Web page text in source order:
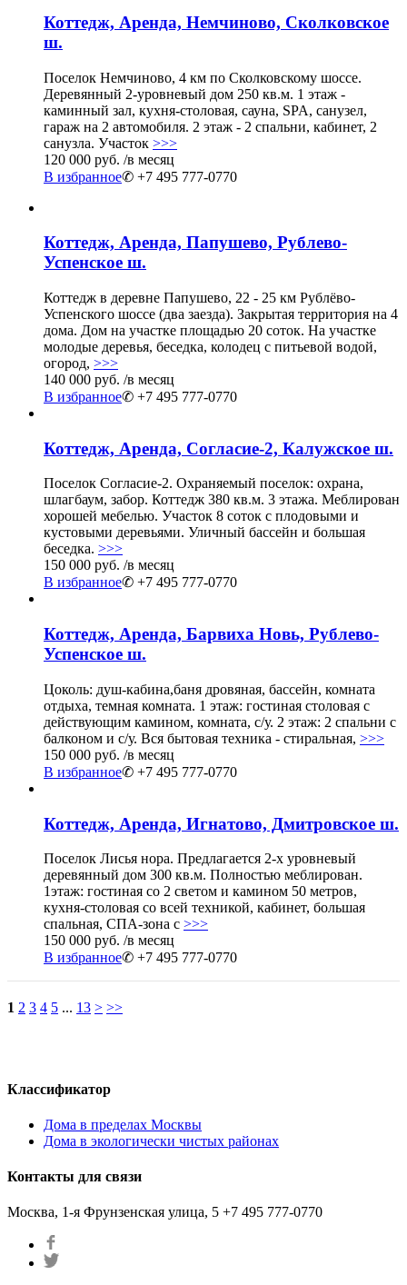
Коттедж, Аренда, Немчиново, Сколковское
ш.
Поселок Немчиново, 4 км по Сколковскому шоссе.
Деревянный 2-уровневый дом 250 кв.м. 1 этаж -
каминный зал, кухня-столовая, сауна, SPA, санузел,
гараж на 2 автомобиля. 2 этаж - 2 спальни, кабинет, 2
санузла. Участок >>>
120 000 руб. /в месяц
В избранное✆ +7 495 777-0770
Коттедж, Аренда, Папушево, Рублево-
Успенское ш.
Коттедж в деревне Папушево, 22 - 25 км Рублёво-
Успенского шоссе (два заезда). Закрытая территория на 4
дома. Дом на участке площадью 20 соток. На участке
молодые деревья, беседка, колодец с питьевой водой,
огород, >>>
140 000 руб. /в месяц
В избранное✆ +7 495 777-0770
Коттедж, Аренда, Согласие-2, Калужское ш.
Поселок Согласие-2. Охраняемый поселок: охрана,
шлагбаум, забор. Коттедж 380 кв.м. 3 этажа. Меблирован
хорошей мебелью. Участок 8 соток с плодовыми и
кустовыми деревьями. Уличный бассейн и большая
беседка. >>>
150 000 руб. /в месяц
В избранное✆ +7 495 777-0770
Коттедж, Аренда, Барвиха Новь, Рублево-
Успенское ш.
Цоколь: душ-кабина,баня дровяная, бассейн, комната
отдыха, темная комната. 1 этаж: гостиная столовая с
действующим камином, комната, с/у. 2 этаж: 2 спальни с
балконом и с/у. Вся бытовая техника - стиральная, >>>
150 000 руб. /в месяц
В избранное✆ +7 495 777-0770
Коттедж, Аренда, Игнатово, Дмитровское ш.
Поселок Лисья нора. Предлагается 2-х уровневый
деревянный дом 300 кв.м. Полностью меблирован.
1этаж: гостиная со 2 светом и камином 50 метров,
кухня-столовая со всей техникой, кабинет, большая
спальная, СПА-зона с >>>
150 000 руб. /в месяц
В избранное✆ +7 495 777-0770
1 2 3 4 5 ... 13 > >>
Классификатор
Дома в пределах Москвы
Дома в экологически чистых районах
Контакты для связи
Москва, 1-я Фрунзенская улица, 5 +7 495 777-0770